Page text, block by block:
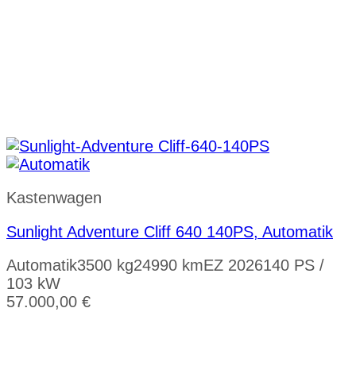
Kastenwagen
Sunlight Adventure Cliff 640 140PS, Automatik
Automatik3500 kg24990 kmEZ 2026140 PS /
103 kW
57.000,00 €